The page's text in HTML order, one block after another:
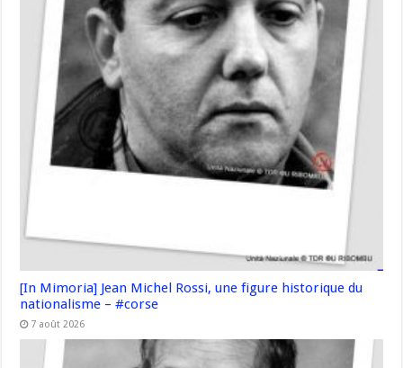
[In Mimoria] Jean Michel Rossi, une figure historique du
nationalisme – #corse
7 août 2026